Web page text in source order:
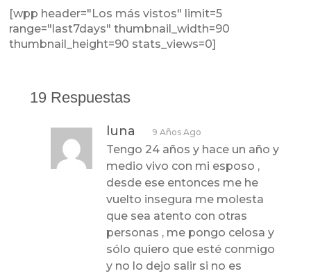
[wpp header="Los más vistos" limit=5
range="last7days" thumbnail_width=90
thumbnail_height=90 stats_views=0]
19 Respuestas
luna 9 Años Ago
Tengo 24 años y hace un año y
medio vivo con mi esposo ,
desde ese entonces me he
vuelto insegura me molesta
que sea atento con otras
personas , me pongo celosa y
sólo quiero que esté conmigo
y no lo dejo salir si no es